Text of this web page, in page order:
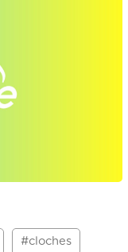
#cloches